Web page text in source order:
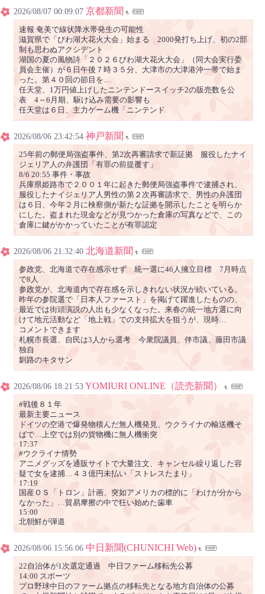
2026/08/07 00:09:07 京都新聞
速報 奄美で線状降水帯発生の可能性
滋賀県で「びわ湖大花火大会」始まる 2000発打ち上げ、初の2部
制も思わぬアクシデント
湖国の夏の風物詩「２０２６びわ湖大花火大会」（同大会実行委
員会主催）が６日午後７時３５分、大津市の大津港沖一帯で始ま
った。第４０回の節目を…
任天堂、1万円値上げしたニンテンドースイッチ2の販売数を公
表 4～6月期、駆け込み需要の影響も
任天堂は６日、主力ゲーム機「ニンテンド
2026/08/06 23:42:54 神戸新聞
25年前の郵便局強盗事件、第2次再審請求で新証拠 服役したナイ
ジェリア人の弁護団「有罪の前提覆す」
8/6 20:55 事件・事故
兵庫県姫路市で２００１年に起きた郵便局強盗事件で逮捕され、
服役したナイジェリア人男性の第２次再審請求で、男性の弁護団
は６日、今年２月に検察側が新たな証拠を開示したことを明らか
にした。盗まれた現金などが見つかった倉庫の写真などで、この
倉庫に鍵がかかっていたことが有罪認定
2026/08/06 21:32:40 北海道新聞
参政党、北海道で存在感示せず 統一選に46人擁立目標 7月時点
で8人
参政党が、北海道内で存在感を示しきれない状況が続いている。
昨年の参院選で「日本人ファースト」を掲げて躍進したものの、
最近では街頭演説の人出も少なくなった。来春の統一地方選に向
けて地元活動など「地上戦」での支持拡大を狙うが、現時…
コメントできます
札幌市長選、自民は3人から選考 今衆院議員、伴市議、藤田市議
独自
釧路のキタサン
2026/08/06 18:21:53YOMIURI ONLINE（読売新聞）
#戦後８１年
最新主要ニュース
ドイツの空港で爆発物積んだ無人機発見、ウクライナの輸送機そ
ばで…上空では別の貨物機に無人機衝突
17:37
#ウクライナ情勢
アニメグッズを通販サイトで大量注文、キャンセル繰り返した容
疑で女を逮捕…４３億円未払い「ストレスたまり」
17:19
国産ＯＳ「トロン」計画、突如アメリカの標的に「わけが分から
なかった」…貿易摩擦の中で狂い始めた歯車
15:00
北朝鮮が弾道
2026/08/06 15:56:06 中日新聞(CHUNICHI Web)
22自治体が1次選定通過 中日ファーム移転先公募
14:00 スポーツ
プロ野球中日のファーム拠点の移転先となる地方自治体の公募